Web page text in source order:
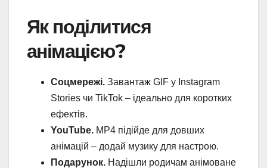
Як поділитися
анімацією?
Соцмережі. Завантаж GIF у Instagram
Stories чи TikTok – ідеально для коротких
ефектів.
YouTube. MP4 підійде для довших
анімацій – додай музику для настрою.
Подарунок. Надішли родичам анімоване